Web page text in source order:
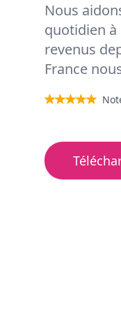
Nous
quotidien
revenus
France